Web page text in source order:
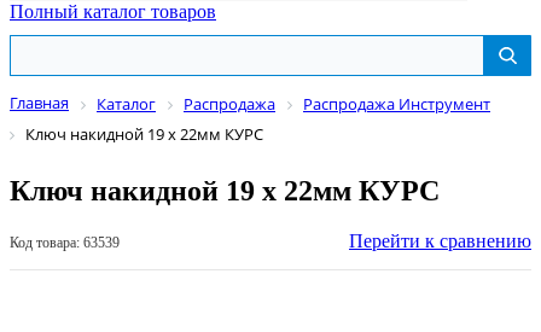
Полный каталог товаров
Главная Каталог Распродажа
Распродажа Инструмент
Ключ накидной 19 х 22мм КУРС
Ключ накидной 19 х 22мм КУРС
Код товара: 63539 Перейти к сравнению